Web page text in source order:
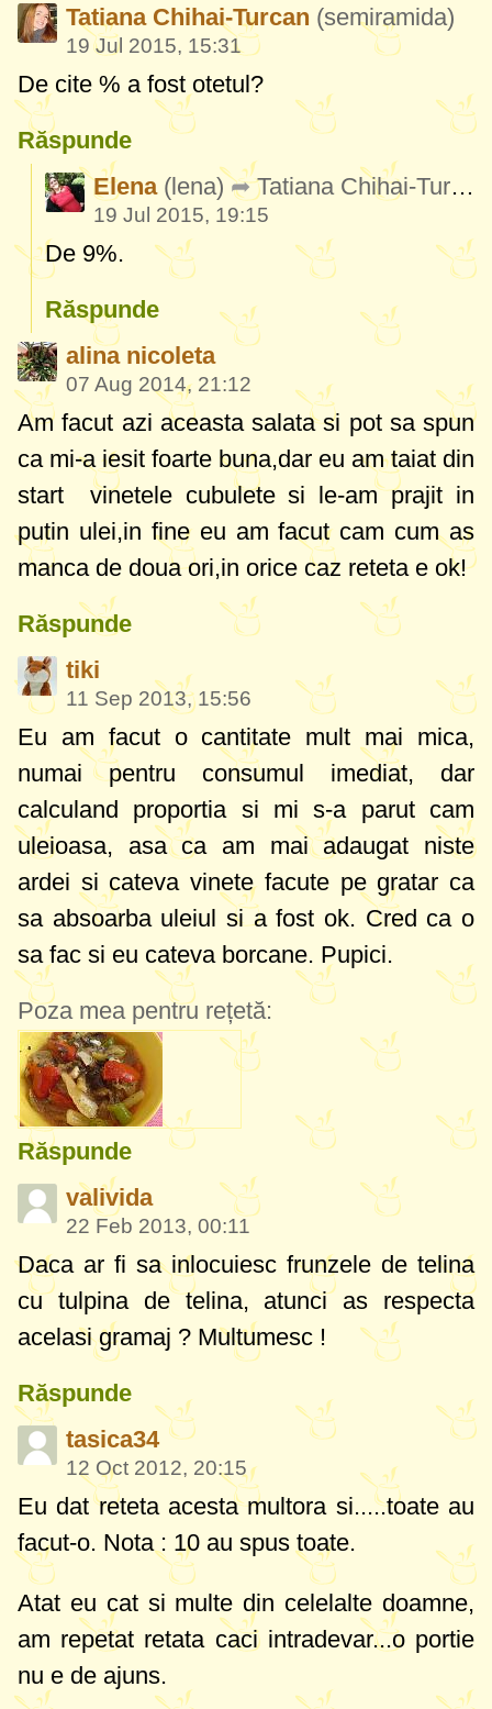
Tatiana Chihai-Turcan (semiramida)
19 Jul 2015, 15:31
De cite % a fost otetul?
Răspunde
Elena (lena) Tatiana Chihai-Turcan
19 Jul 2015, 19:15
De 9%.
Răspunde
alina nicoleta
07 Aug 2014, 21:12
Am facut azi aceasta salata si pot sa spun
ca mi-a iesit foarte buna,dar eu am taiat din
start vinetele cubulete si le-am prajit in
putin ulei,in fine eu am facut cam cum as
manca de doua ori,in orice caz reteta e ok!
Răspunde
tiki
11 Sep 2013, 15:56
Eu am facut o cantitate mult mai mica,
numai pentru consumul imediat, dar
calculand proportia si mi s-a parut cam
uleioasa, asa ca am mai adaugat niste
ardei si cateva vinete facute pe gratar ca
sa absoarba uleiul si a fost ok. Cred ca o
sa fac si eu cateva borcane. Pupici.
Poza mea pentru rețetă:
Răspunde
valivida
22 Feb 2013, 00:11
Daca ar fi sa inlocuiesc frunzele de telina
cu tulpina de telina, atunci as respecta
acelasi gramaj ? Multumesc !
Răspunde
tasica34
12 Oct 2012, 20:15
Eu dat reteta acesta multora si.....toate au
facut-o. Nota : 10 au spus toate.
Atat eu cat si multe din celelalte doamne,
am repetat retata caci intradevar...o portie
nu e de ajuns.